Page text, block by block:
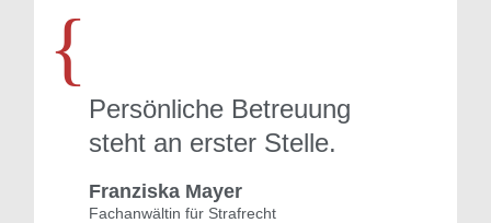
{
Persönliche Betreuung
steht an erster Stelle.
Franziska Mayer
Fachanwältin für Strafrecht